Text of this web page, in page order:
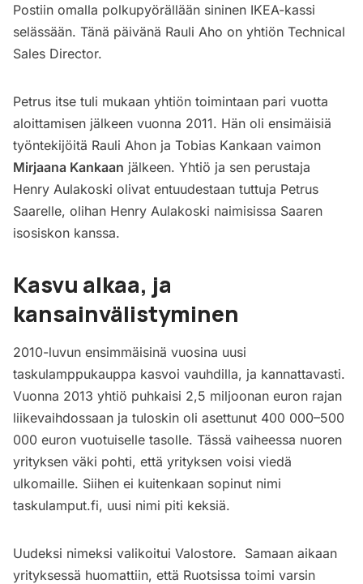
Postiin omalla polkupyörällään sininen IKEA-kassi
selässään. Tänä päivänä Rauli Aho on yhtiön Technical
Sales Director.
Petrus itse tuli mukaan yhtiön toimintaan pari vuotta
aloittamisen jälkeen vuonna 2011. Hän oli ensimäisiä
työntekijöitä Rauli Ahon ja Tobias Kankaan vaimon
Mirjaana Kankaan jälkeen. Yhtiö ja sen perustaja
Henry Aulakoski olivat entuudestaan tuttuja Petrus
Saarelle, olihan Henry Aulakoski naimisissa Saaren
isosiskon kanssa.
Kasvu alkaa, ja
kansainvälistyminen
2010-luvun ensimmäisinä vuosina uusi
taskulamppukauppa kasvoi vauhdilla, ja kannattavasti.
Vuonna 2013 yhtiö puhkaisi 2,5 miljoonan euron rajan
liikevaihdossaan ja tuloskin oli asettunut 400 000–500
000 euron vuotuiselle tasolle. Tässä vaiheessa nuoren
yrityksen väki pohti, että yrityksen voisi viedä
ulkomaille. Siihen ei kuitenkaan sopinut nimi
taskulamput.fi, uusi nimi piti keksiä.
Uudeksi nimeksi valikoitui Valostore. Samaan aikaan
yrityksessä huomattiin, että Ruotsissa toimi varsin